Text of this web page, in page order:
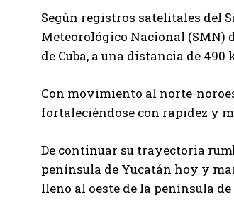
Según registros satelitales del
Meteorológico Nacional (SMN)
de Cuba, a una distancia de
Con movimiento al norte-
fortaleciéndose con rapidez y
De continuar su trayectoria
península de Yucatán hoy y
lleno al oeste de la península